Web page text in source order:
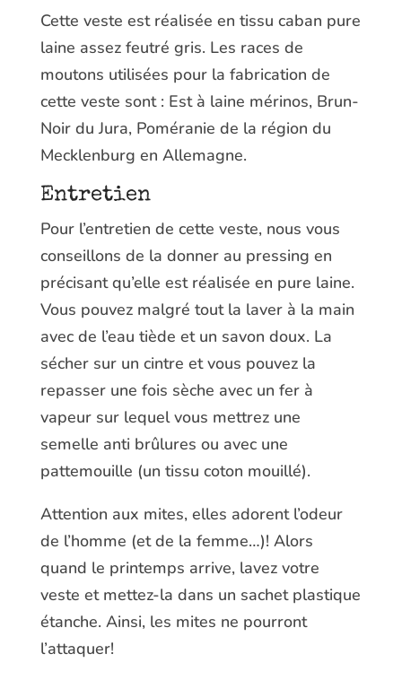
Cette veste est réalisée en tissu caban pure
laine assez feutré gris. Les races de
moutons utilisées pour la fabrication de
cette veste sont : Est à laine mérinos, Brun-
Noir du Jura, Poméranie de la région du
Mecklenburg en Allemagne.
Entretien
Pour l’entretien de cette veste, nous vous
conseillons de la donner au pressing en
précisant qu’elle est réalisée en pure laine.
Vous pouvez malgré tout la laver à la main
avec de l’eau tiède et un savon doux. La
sécher sur un cintre et vous pouvez la
repasser une fois sèche avec un fer à
vapeur sur lequel vous mettrez une
semelle anti brûlures ou avec une
pattemouille (un tissu coton mouillé).
Attention aux mites, elles adorent l’odeur
de l’homme (et de la femme…)! Alors
quand le printemps arrive, lavez votre
veste et mettez-la dans un sachet plastique
étanche. Ainsi, les mites ne pourront
l’attaquer!